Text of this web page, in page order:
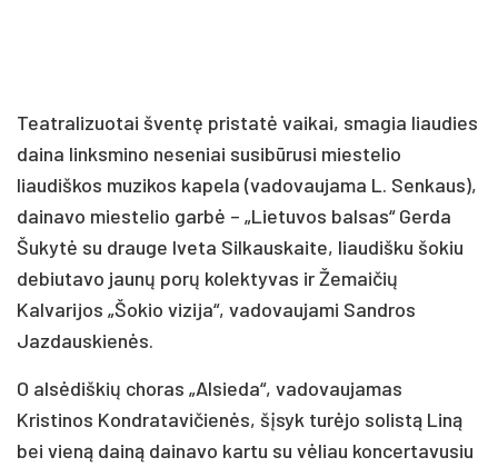
Teatralizuotai šventę pristatė vaikai, smagia liaudies
daina linksmino neseniai susibūrusi miestelio
liaudiškos muzikos kapela (vadovaujama L. Senkaus),
dainavo miestelio garbė – „Lietuvos balsas“ Gerda
Šukytė su drauge Iveta Silkauskaite, liaudišku šokiu
debiutavo jaunų porų kolektyvas ir Žemaičių
Kalvarijos „Šokio vizija“, vadovaujami Sandros
Jazdauskienės.
O alsėdiškių choras „Alsieda“, vadovaujamas
Kristinos Kondratavičienės, šįsyk turėjo solistą Liną
bei vieną dainą dainavo kartu su vėliau koncertavusiu